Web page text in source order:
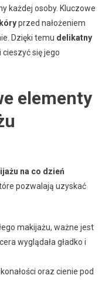
każdej osoby. Kluczowe
przed nałożeniem
Dzięki temu delikatny
się jego
elementy
na co dzień
pozwalają uzyskać
makijażu, ważne jest
wyglądała gładko i
oraz cienie pod